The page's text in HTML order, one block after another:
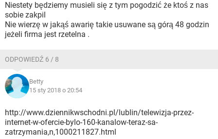
Niestety będziemy musieli się z tym pogodzić że ktoś z nas
sobie zakpil
Nie wierzę w jakąś awarię takie usuwane są górą 48 godzin
jeżeli firma jest rzetelna .
ODPOWIEDŹ 6 / 8
Betty
15 sty 2018 o 20:54
http://www.dziennikwschodni.pl/lublin/telewizja-przez-
internet-w-ofercie-bylo-160-kanalow-teraz-sa-
zatrzymania,n,1000211827.html